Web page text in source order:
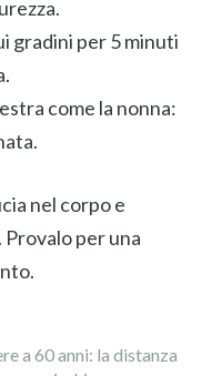
gradini per 5 minuti
come la nonna:
nel corpo e
per una
a 60 anni: la distanza